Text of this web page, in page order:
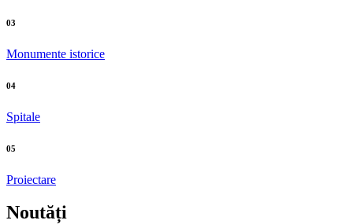
03
Monumente istorice
04
Spitale
05
Proiectare
Noutăți